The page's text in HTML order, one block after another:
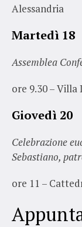
Alessandria
Martedì 18
Assemblea
ore 9.30 – Villa
Giovedì 20
Celebrazione
Sebastiano,
ore 11 –